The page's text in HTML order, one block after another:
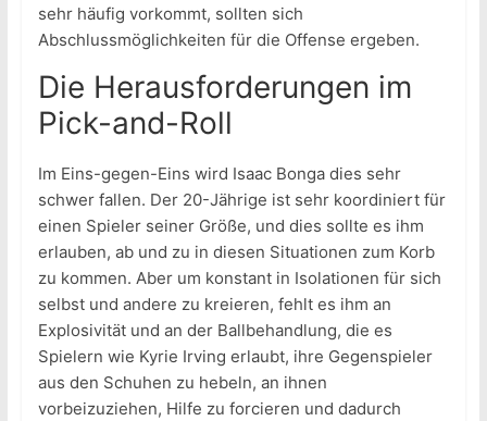
sehr häufig vorkommt, sollten sich
Abschlussmöglichkeiten für die Offense ergeben.
Die Herausforderungen im
Pick-and-Roll
Im Eins-gegen-Eins wird Isaac Bonga dies sehr
schwer fallen. Der 20-Jährige ist sehr koordiniert für
einen Spieler seiner Größe, und dies sollte es ihm
erlauben, ab und zu in diesen Situationen zum Korb
zu kommen. Aber um konstant in Isolationen für sich
selbst und andere zu kreieren, fehlt es ihm an
Explosivität und an der Ballbehandlung, die es
Spielern wie Kyrie Irving erlaubt, ihre Gegenspieler
aus den Schuhen zu hebeln, an ihnen
vorbeizuziehen, Hilfe zu forcieren und dadurch